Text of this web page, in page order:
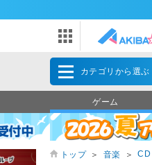
カテゴリから選ぶ
ゲーム
トップ ＞ 音楽 ＞ CD